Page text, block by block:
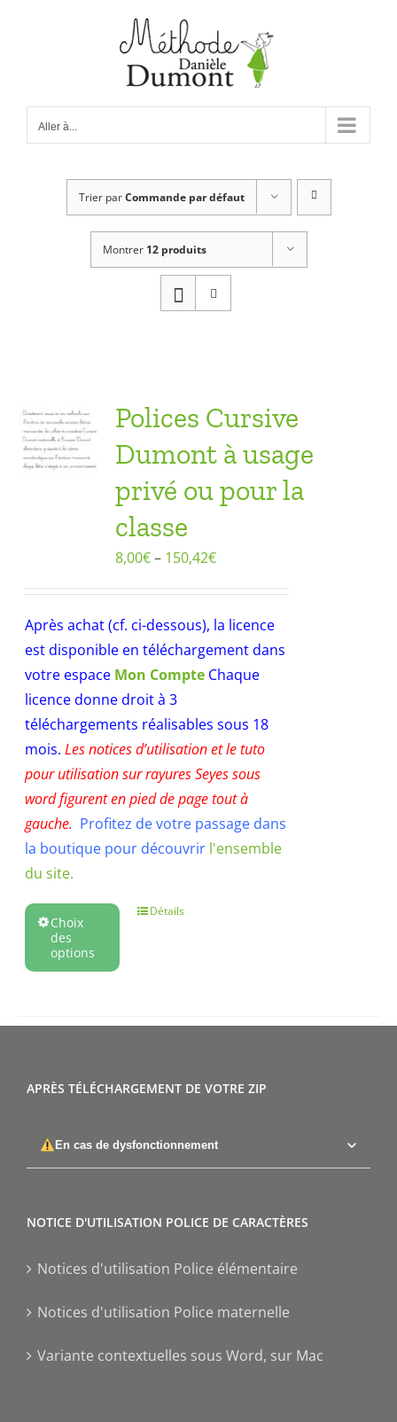
Aller à...
Trier parCommande par défaut
Montrer 12 produits
Polices Cursive
Dumont à usage
privé ou pour la
classe
8,00€– 150,42€
Après achat (cf. ci-dessous), la licence
est disponible en téléchargement dans
votre espace Mon Compte Chaque
licence donne droit à 3
téléchargements réalisables sous 18
mois. Les notices d’utilisation et le tuto
pour utilisation sur rayures Seyes sous
word figurent en pied de page tout à
gauche. Profitez de votre passage dans
la boutique pour découvrir l'ensemble
du site.
Choix
des
options
Détails
APRÈS TÉLÉCHARGEMENT DE VOTRE ZIP
En cas de dysfonctionnement
NOTICE D'UTILISATION POLICE DE CARACTÈRES
Notices d'utilisation Police élémentaire
Notices d'utilisation Police maternelle
Variante contextuelles sous Word, sur Mac